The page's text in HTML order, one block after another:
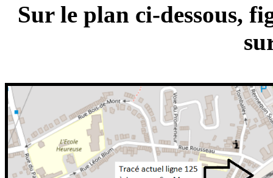
Sur le plan ci-dessous,